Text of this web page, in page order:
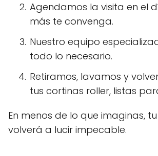
Agendamos la visita en el
más te convenga.
Nuestro equipo
todo lo necesario.
Retiramos, lavamos y
tus cortinas roller, listas
En menos de lo que imaginas,
volverá a lucir impecable.